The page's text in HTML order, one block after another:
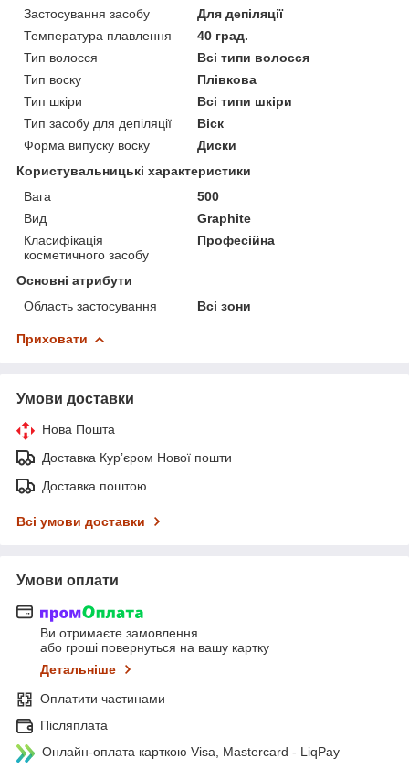
Застосування засобу
Для депіляції
Температура плавлення
40 град.
Тип волосся
Всі типи волосся
Тип воску
Плівкова
Тип шкіри
Всі типи шкіри
Тип засобу для депіляції
Віск
Форма випуску воску
Диски
Користувальницькі характеристики
Вага
500
Вид
Graphite
Класифікація
косметичного засобу
Професійна
Основні атрибути
Область застосування
Всі зони
Приховати
Умови доставки
Нова Пошта
Доставка Курʼєром Нової пошти
Доставка поштою
Всі умови доставки
Умови оплати
Ви отримаєте замовлення
або гроші повернуться на вашу картку
Детальніше
Оплатити частинами
Післяплата
Онлайн-оплата карткою Visa, Mastercard - LiqPay